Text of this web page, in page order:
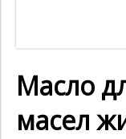
Масло
масел